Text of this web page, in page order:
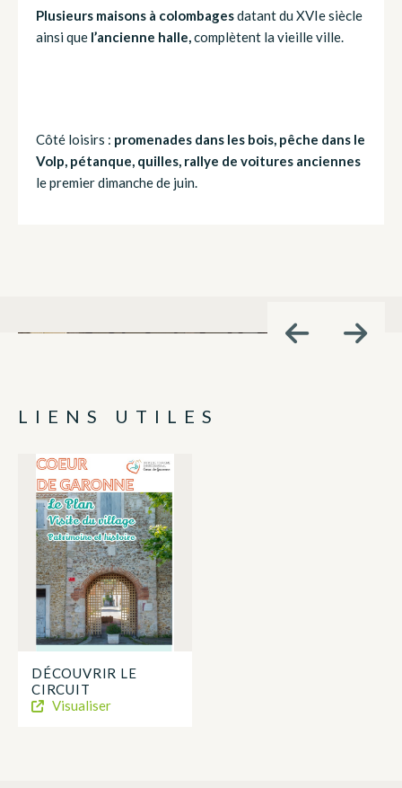
Plusieurs maisons à colombagesdatant du XVIe siècle
ainsi que l’ancienne halle,complètent la vieille ville.
Côté loisirs : promenades dans les bois, pêche dans le
Volp, pétanque, quilles, rallye de voitures anciennes
le premier dimanche de juin.
LIENS UTILES
DÉCOUVRIR LE
CIRCUIT
Visualiser